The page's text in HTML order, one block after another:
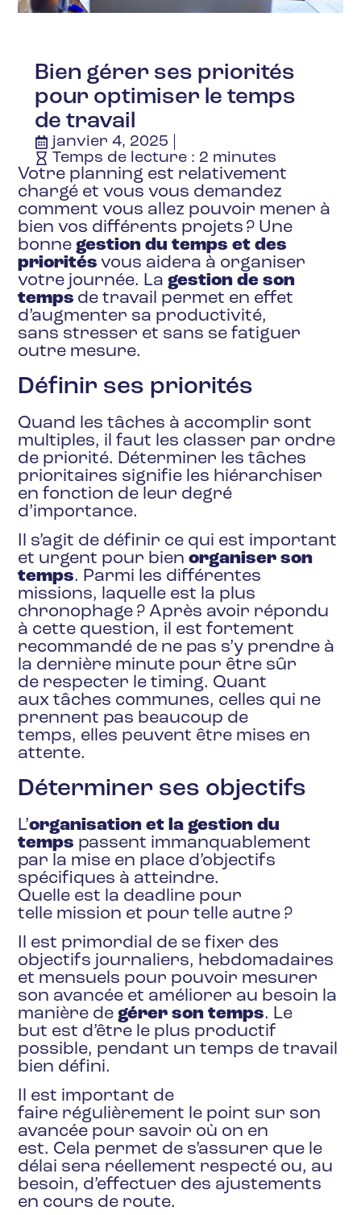
Bien gérer ses priorités
pour optimiser le temps
de travail
janvier 4, 2025
Temps de lecture : 2 minutes
Votre planning est relativement
chargé et vous vous demandez
comment vous allez pouvoir mener à
bien vos différents projets ? Une
bonnegestion du temps et des
prioritésvous aidera à organiser
votre journée. Lagestion de son
temps de travail permet en effet
d’augmenter sa productivité,
sans stresser et sans se fatiguer
outre mesure.
Définir ses priorités
Quand les tâches à accomplir sont
multiples, il faut les classer par ordre
de priorité. Déterminer les tâches
prioritaires signifie les hiérarchiser
en fonction de leur degré
d’importance.
Il s’agit de définir ce qui est important
et urgent pour bienorganiser son
temps. Parmi les différentes
missions, laquelle est la plus
chronophage ? Après avoir répondu
à cette question, il est fortement
recommandé de ne pas s’y prendre à
la dernière minute pour être sûr
de respecter le timing. Quant
aux tâches communes, celles qui ne
prennent pas beaucoup de
temps, elles peuvent être mises en
attente.
Déterminer ses objectifs
L’organisation et la gestion du
temps passent immanquablement
par la mise en place d’objectifs
spécifiques à atteindre.
Quelle est la deadline pour
telle mission et pour telle autre ?
Il est primordial de se fixer des
objectifs journaliers, hebdomadaires
et mensuels pour pouvoir mesurer
son avancée et améliorer au besoin la
manière degérer son temps. Le
but est d’être le plus productif
possible, pendant un temps de travail
bien défini.
Il est important de
faire régulièrement le point sur son
avancée pour savoir où on en
est. Cela permet de s’assurer que le
délai sera réellement respecté ou, au
besoin, d’effectuer des ajustements
en cours de route.